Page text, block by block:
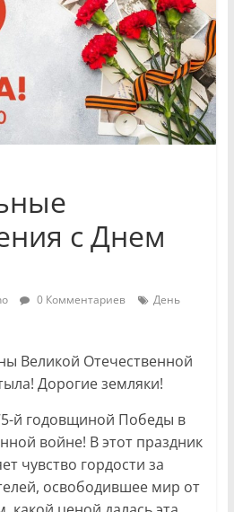
с Днем
0 Комментариев
День
Великой Отечественной
Дорогие земляки!
й годовщиной Победы в
войне! В этот праздник
чувство гордости за
освободившее мир от